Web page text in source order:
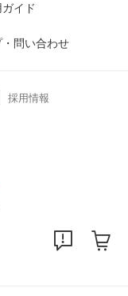
イド
問い合わせ
採用情報